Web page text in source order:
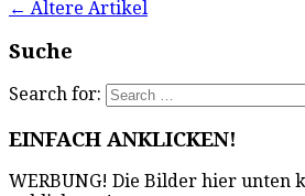
← Ältere Artikel
Suche
Search for:
EINFACH ANKLICKEN!
WERBUNG! Die Bilder hier unten